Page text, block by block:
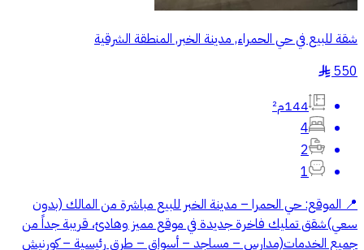
شقة للبيع في حي الحمراء, مدينة الخبر, المنطقة الشرقية
550
§
144م²
4
2
1
📍 الموقع: حي الحمرا – مدينة الخبر للبيع مباشرة من المالك (بدون
سعي)شقق تمليك فاخرة جديدة في موقع مميز وهادئ، قريبة جداً من
جميع الخدمات(مدارس – مساجد – أسواق – طرق رئيسية – كورنيش